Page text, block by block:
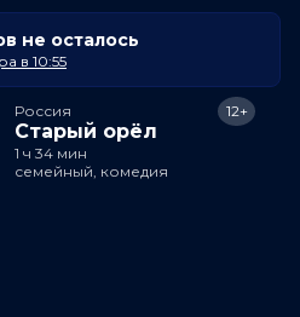
не осталось
в 10:55
Россия
Старый орёл
12+
1 ч 34 мин
семейный, комедия